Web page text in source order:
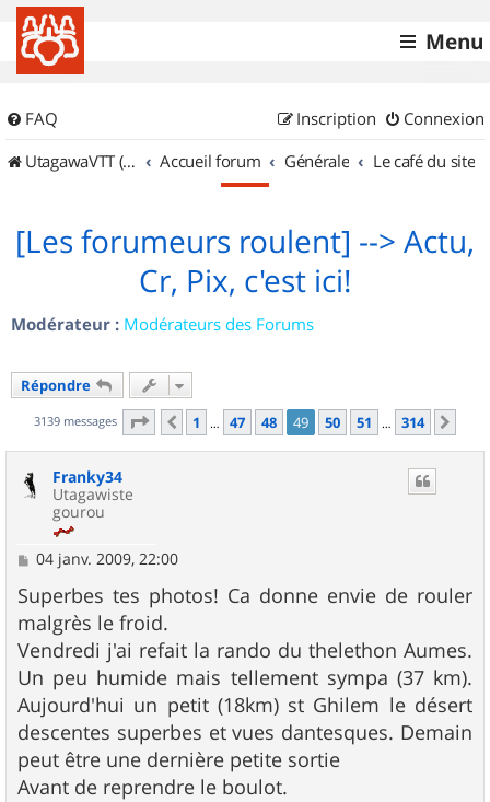
Menu
FAQ Connexion
Inscription
UtagawaVTT (Randos VTT et VTTAE avec traces GPS)
Accueil forum Générale Le café du site
[Les forumeurs roulent] --> Actu,
Cr, Pix, c'est ici!
Modérateur : Modérateurs des Forums
Répondre
3139 messages Page 49 sur314
Précédent
1 … 47 48 49 50 51 … 314
Franky34
Utagawiste
gourou
M
s
s
a
g
e
04 janv. 2009, 22:00
Superbes tes photos! Ca donne envie de rouler
malgrès le froid.
Vendredi j'ai refait la rando du thelethon Aumes.
Un peu humide mais tellement sympa (37 km).
Aujourd'hui un petit (18km) st Ghilem le désert
descentes superbes et vues dantesques. Demain
peut être une dernière petite sortie
Avant de reprendre le boulot.